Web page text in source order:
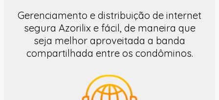
Gerenciamento e distribuição de internet
segura Azorilix e fácil, de maneira que
seja melhor aproveitada a banda
compartilhada entre os condôminos.